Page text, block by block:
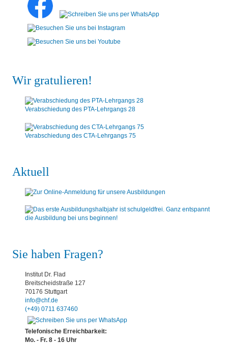
Wir gratulieren!
Verabschiedung des PTA-Lehrgangs 28
Verabschiedung des CTA-Lehrgangs 75
Aktuell
Sie haben Fragen?
Institut Dr. Flad
Breitscheidstraße 127
70176 Stuttgart
info@chf.de
(+49) 0711 637460
Telefonische Erreichbarkeit:
Mo. - Fr. 8 - 16 Uhr